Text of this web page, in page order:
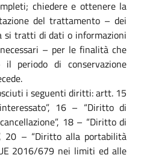
chiedere e ottenere la
del trattamento – dei
si tratti di dati o informazioni
– per le finalità che
il periodo di conservazione
i seguenti diritti: artt. 15
16 – “Diritto di
18 – “Diritto di
20 – “Diritto alla portabilità
2016/679 nei limiti ed alle